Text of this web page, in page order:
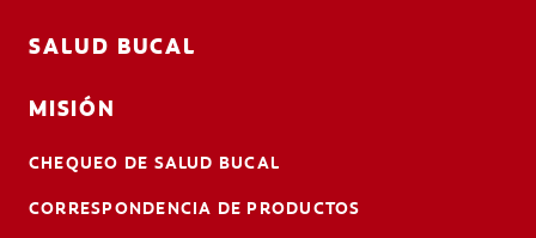
SALUD BUCAL
MISIÓN
CHEQUEO DE SALUD BUCAL
CORRESPONDENCIA DE PRODUCTOS